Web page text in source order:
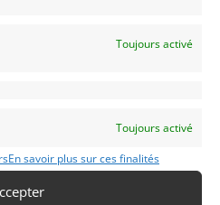
Toujours activé
Toujours activé
En savoir plus sur ces finalités